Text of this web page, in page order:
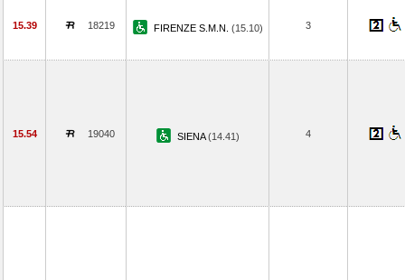
15.39 18219 FIRENZE S.M.N. (15.10) 3
15.54 19040 SIENA(14.41) 4